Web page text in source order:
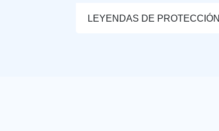
LEYENDAS DE PROTECCIÓN